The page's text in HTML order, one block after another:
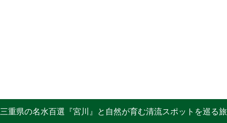
三重県の名水百選『宮川』と自然が育む清流スポットを巡る旅